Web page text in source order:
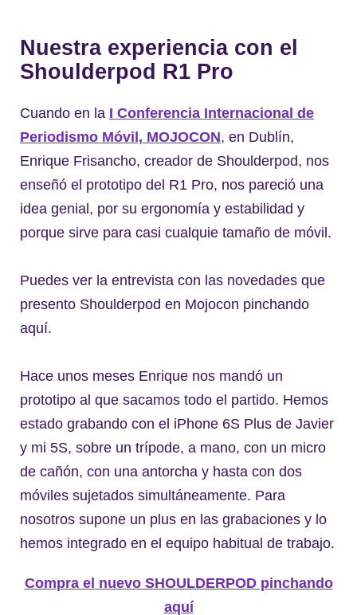
Nuestra experiencia con el
Shoulderpod R1 Pro
Cuando en la I Conferencia Internacional de
Periodismo Móvil, MOJOCON, en Dublín,
Enrique Frisancho, creador de Shoulderpod, nos
enseñó el prototipo del R1 Pro, nos pareció una
idea genial, por su ergonomía y estabilidad y
porque sirve para casi cualquie tamaño de móvil.
Puedes ver la entrevista con las novedades que
presento Shoulderpod en Mojocon pinchando
aquí.
Hace unos meses Enrique nos mandó un
prototipo al que sacamos todo el partido. Hemos
estado grabando con el iPhone 6S Plus de Javier
y mi 5S, sobre un trípode, a mano, con un micro
de cañón, con una antorcha y hasta con dos
móviles sujetados simultáneamente. Para
nosotros supone un plus en las grabaciones y lo
hemos integrado en el equipo habitual de trabajo.
Compra el nuevo SHOULDERPOD pinchando
aquí